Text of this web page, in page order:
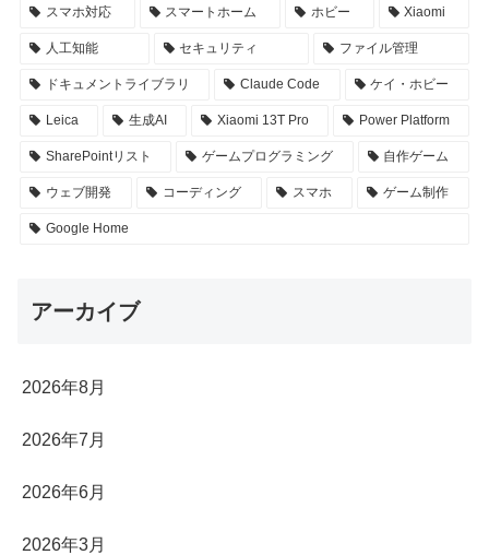
スマホ対応 スマートホーム ホビー Xiaomi
人工知能 セキュリティ ファイル管理
ドキュメントライブラリ Claude Code ケイ・ホビー
Leica 生成AI Xiaomi 13T Pro Power Platform
SharePointリスト ゲームプログラミング 自作ゲーム
ウェブ開発 コーディング スマホ ゲーム制作
Google Home
アーカイブ
2026年8月
2026年7月
2026年6月
2026年3月